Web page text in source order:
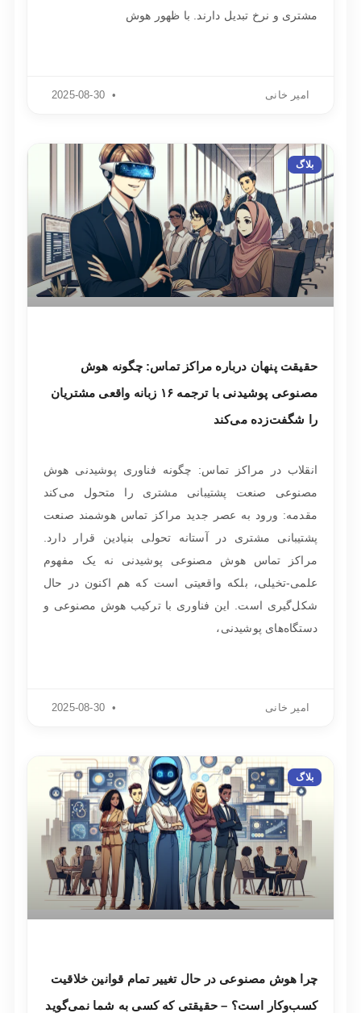
مشتری و نرخ تبدیل دارند. با ظهور هوش
امیر خانی
بلاگ
حقیقت پنهان درباره مراکز تماس: چگونه هوش
مصنوعی پوشیدنی با ترجمه ۱۶ زبانه واقعی مشتریان
را شگفت‌زده می‌کند
انقلاب در مراکز تماس: چگونه فناوری پوشیدنی هوش
مصنوعی صنعت پشتیبانی مشتری را متحول می‌کند
مقدمه: ورود به عصر جدید مراکز تماس هوشمند صنعت
پشتیبانی مشتری در آستانه تحولی بنیادین قرار دارد.
مراکز تماس هوش مصنوعی پوشیدنی نه یک مفهوم
علمی-تخیلی، بلکه واقعیتی است که هم اکنون در حال
شکل‌گیری است. این فناوری با ترکیب هوش مصنوعی و
دستگاه‌های پوشیدنی،
امیر خانی
بلاگ
چرا هوش مصنوعی در حال تغییر تمام قوانین خلاقیت
کسب‌وکار است؟ – حقیقتی که کسی به شما نمی‌گوید